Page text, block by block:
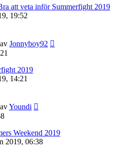
att veta inför Summerfight 2019
19:52
av Jonnyboy92
2019
14:21
avYoundi
Weekend 2019
2019, 06:38